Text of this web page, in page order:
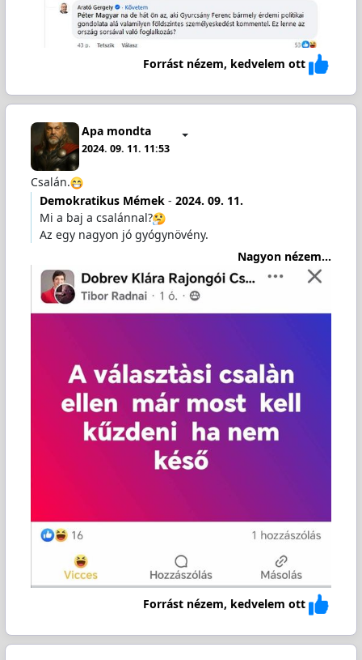
Forrást nézem, kedvelem ott
Apa mondta
2024. 09. 11. 11:53
Csalán.
Demokratikus Mémek- 2024. 09. 11.
Mi a baj a csalánnal?
Az egy nagyon jó gyógynövény.
Nagyon nézem...
Forrást nézem, kedvelem ott